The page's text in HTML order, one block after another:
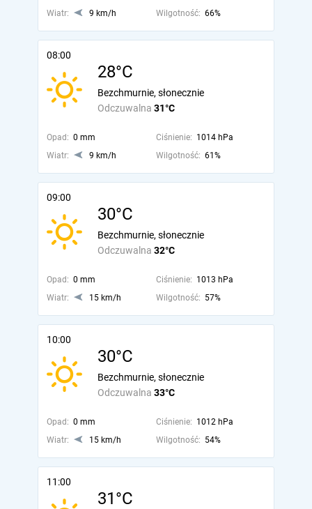
Wiatr: 9 km/h Wilgotność: 66%
08:00
28°C
Odczuwalna 31°C
Bezchmurnie, słonecznie
Opad: 0 mm Ciśnienie: 1014 hPa
Wiatr:
9 km/h Wilgotność: 61%
09:00
30°C
Odczuwalna 32°C
Bezchmurnie, słonecznie
Opad: 0 mm Ciśnienie: 1013 hPa
Wiatr:
15 km/h Wilgotność: 57%
10:00
30°C
Odczuwalna 33°C
Bezchmurnie, słonecznie
Opad: 0 mm Ciśnienie: 1012 hPa
Wiatr:
15 km/h Wilgotność: 54%
11:00
31°C